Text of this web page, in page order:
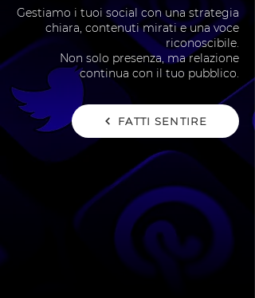
Gestiamo i tuoi social con una strategia
chiara, contenuti mirati e una voce
riconoscibile.
Non solo presenza, ma relazione
continua con il tuo pubblico.
FATTI SENTIRE